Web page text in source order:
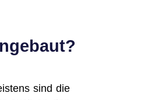
sind die